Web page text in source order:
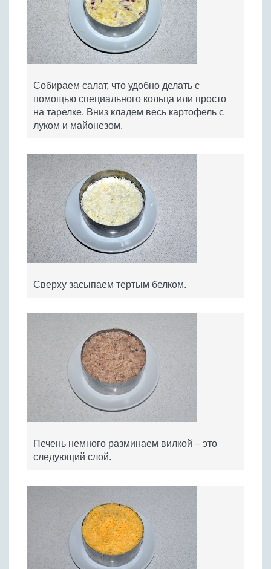
Собираем салат, что удобно делать с
помощью специального кольца или просто
на тарелке. Вниз кладем весь картофель с
луком и майонезом.
Сверху засыпаем тертым белком.
Печень немного разминаем вилкой – это
следующий слой.